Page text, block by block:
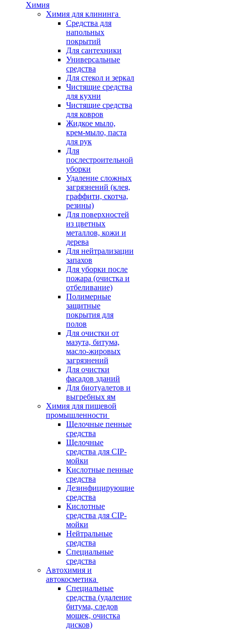
Химия
Химия для клининга
Средства для
напольных
покрытий
Для сантехники
Универсальные
средства
Для стекол и зеркал
Чистящие средства
для кухни
Чистящие средства
для ковров
Жидкое мыло,
крем-мыло, паста
для рук
Для
послестроительной
уборки
Удаление сложных
загрязнений (клея,
граффити, скотча,
резины)
Для поверхностей
из цветных
металлов, кожи и
дерева
Для нейтрализации
запахов
Для уборки после
пожара (очистка и
отбеливание)
Полимерные
защитные
покрытия для
полов
Для очистки от
мазута, битума,
масло-жировых
загрязнений
Для очистки
фасадов зданий
Для биотуалетов и
выгребных ям
Химия для пищевой
промышленности
Щелочные пенные
средства
Щелочные
средства для CIP-
мойки
Кислотные пенные
средства
Дезинфицирующие
средства
Кислотные
средства для CIP-
мойки
Нейтральные
средства
Специальные
средства
Автохимия и
автокосметика
Специальные
средства (удаление
битума, следов
мошек, очистка
дисков)